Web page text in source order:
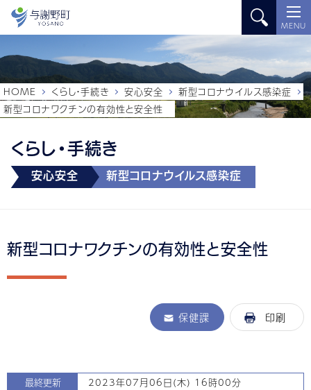
MENU
くらし・手続き
安心安全 新型コロナウイルス感染症
HOME くらし・手続き 安心安全
新型コロナウイルス感染症
新型コロナワクチンの有効性と安全性
新型コロナワクチンの有効性と安全性
保健課 印刷
最終更新 2023年07月06日(木) 16時00分